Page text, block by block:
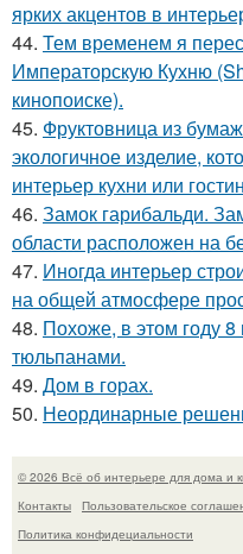
ярких акцентов в
44. Тем временем я
Императорскую Кухню
кинопоиске).
45. Фруктовница из
экологичное изделие,
интерьер кухни или
46. Замок гарибальди.
области расположен на
47. Иногда интерьер
на общей атмосфере
48. Похоже, в этом году
тюльпанами.
49. Дом в горах.
50. Неординарные
© 2026 Всё об интерьере для дома и
Контакты
Пользовательское
Политика конфидециальности